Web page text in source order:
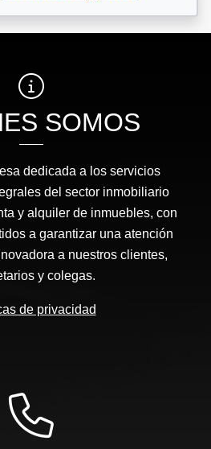
SOMOS
dedicada a los servicios
del sector inmobiliario
y alquiler de inmuebles, con
a garantizar una atención
a nuestros clientes,
y colegas.
de privacidad